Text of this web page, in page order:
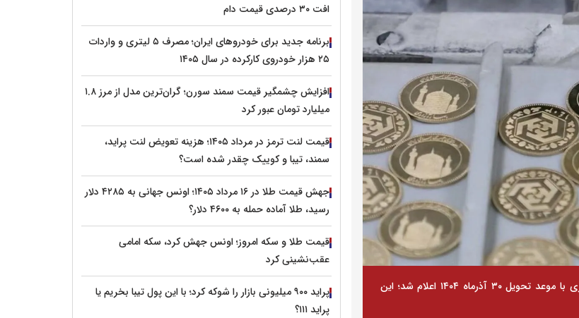
قیمت انواع سکه طلای مرحله چهارم طرح پیش فروش بانک مرکزی با موعد تحویل ۳۰ آذرماه ۱۴۰۴ اعلام شد؛ این
افت ۳۰ درصدی قیمت دام
برنامه جدید برای خودروهای ایران؛ مصرف ۵ لیتری و واردات
۲۵ هزار خودروی کارکرده در سال ۱۴۰۵
افزایش چشمگیر قیمت سمند سورن؛ گران‌ترین مدل از مرز ۱.۸
میلیارد تومان عبور کرد
قیمت لنت ترمز در مرداد ۱۴۰۵؛ هزینه تعویض لنت پراید،
سمند، تیبا و کوییک چقدر شده است؟
جهش قیمت طلا در ۱۶ مرداد ۱۴۰۵؛ اونس جهانی به ۴۲۸۵ دلار
رسید، طلا آماده حمله به ۴۶۰۰ دلار؟
قیمت طلا و سکه امروز؛ اونس جهش کرد، سکه امامی
عقب‌نشینی کرد
پراید ۹۰۰ میلیونی بازار را شوکه کرد؛ با این پول تیبا بخریم یا
پراید ۱۱۱؟